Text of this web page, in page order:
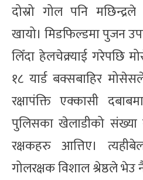
दोस्रो गोल पनि
खायो। मिडफिल्डमा पुजन
लिँदा हेलचेक्र्याई गरेपछि
१८ यार्ड बक्सबाहिर
रक्षापंक्ति एक्कासी
पुलिसका खेलाडीको संख्या
रक्षकहरु आत्तिए।
गोलरक्षक विशाल श्रेष्ठले भेउ